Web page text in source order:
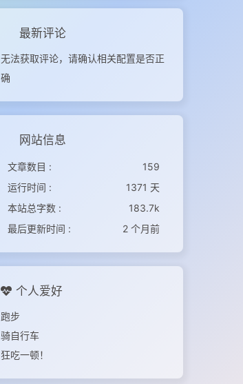
最新评论
无法获取评论，请确认相关配置是否正
确
网站信息
文章数目 :
159
运行时间 :
1371 天
本站总字数 :
183.7k
最后更新时间 :
2 个月前
个人爱好
跑步
骑自行车
狂吃一顿！